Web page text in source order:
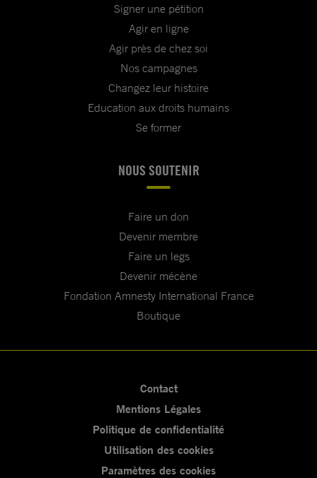
Signer une pétition
Agir en ligne
Agir près de chez soi
Nos campagnes
Changez leur histoire
Education aux droits humains
Se former
NOUS SOUTENIR
Faire un don
Devenir membre
Faire un legs
Devenir mécène
Fondation Amnesty International France
Boutique
Contact
Mentions Légales
Politique de confidentialité
Utilisation des cookies
Paramètres des cookies